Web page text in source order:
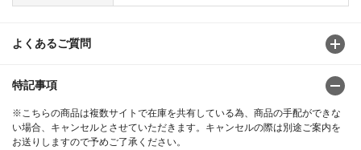
よくあるご質問
特記事項
※こちらの商品は複数サイトで在庫を共有している為、商品の手配ができな
い場合、キャンセルとさせていただきます。キャンセルの際は別途ご案内を
お送りしますので予めご了承ください。